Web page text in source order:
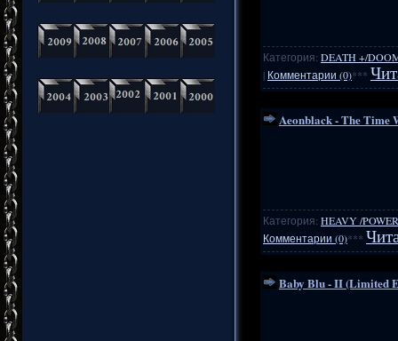
Категория: DEATH +/
| Комментарии (0)***
Aeonblack - The Time
Категория: HEAVY /
Комментарии (0)***
Baby Blu - II (Limited